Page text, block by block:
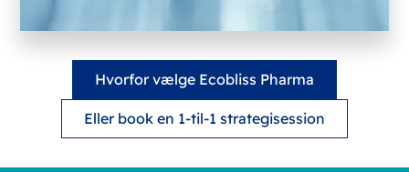
Hvorfor vælge Ecobliss Pharma
Eller book en 1-til-1 strategisession